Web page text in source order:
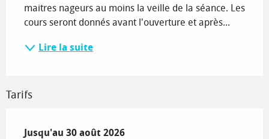
maitres nageurs au moins la veille de la séance. Les
cours seront donnés avant l'ouverture et après...
Lire la suite
Tarifs
Du4 juillet 2026 au30 août 2026
Jusqu'au 30 août 2026